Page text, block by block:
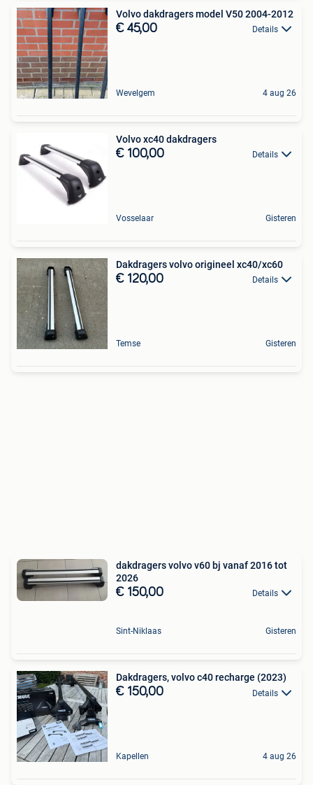
Volvo dakdragers model V50 2004-2012
€ 45,00 Details
Wevelgem 4 aug 26
Volvo xc40 dakdragers
€ 100,00 Details
Vosselaar Gisteren
Dakdragers volvo origineel xc40/xc60
€ 120,00 Details
Temse Gisteren
dakdragers volvo v60 bj vanaf 2016 tot
2026
€ 150,00 Details
Sint-Niklaas Gisteren
Dakdragers, volvo c40 recharge (2023)
€ 150,00 Details
Kapellen 4 aug 26